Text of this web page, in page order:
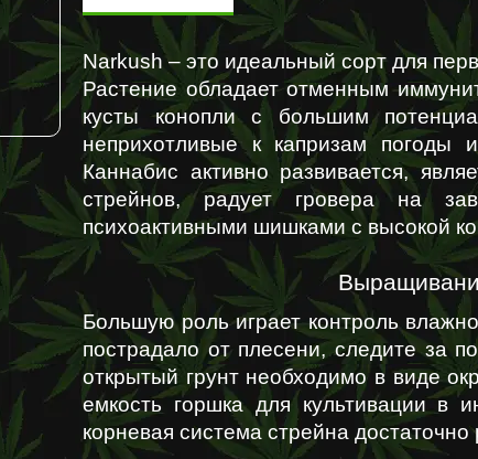
Narkush – это идеальный сорт для
Растение обладает отменным
кусты конопли с большим
неприхотливые к капризам погоды
Каннабис активно развивается,
стрейнов, радует гровера на
психоактивными шишками с высокой
Большую роль играет контроль
пострадало от плесени, следите за
открытый грунт необходимо в виде
емкость горшка для культивации
корневая система стрейна достаточно